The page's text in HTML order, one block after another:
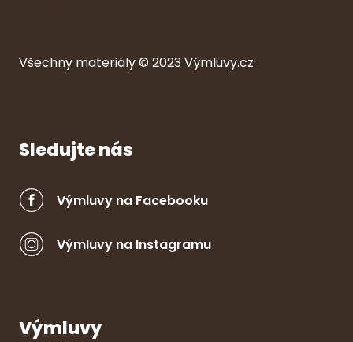
Všechny materiály © 2023Výmluvy.cz
Sledujte nás
Výmluvy na Facebooku
Výmluvy na Instagramu
Výmluvy